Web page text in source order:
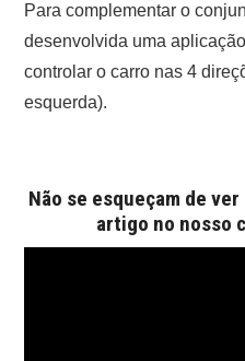
Para complementar o
desenvolvida uma
controlar o carro nas 4
esquerda).
Não se esqueçam de
artigo no nosso